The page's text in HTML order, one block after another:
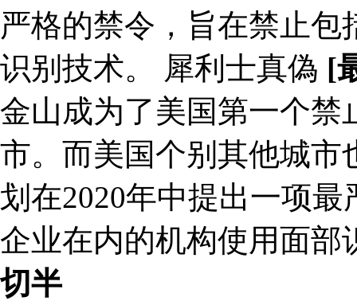
严格的禁令，旨在禁止
识别技术。 犀利士真偽 [
金山成为了美国第一个禁
市。而美国个别其他城市
划在2020年中提出一项
企业在内的机构使用面
切半